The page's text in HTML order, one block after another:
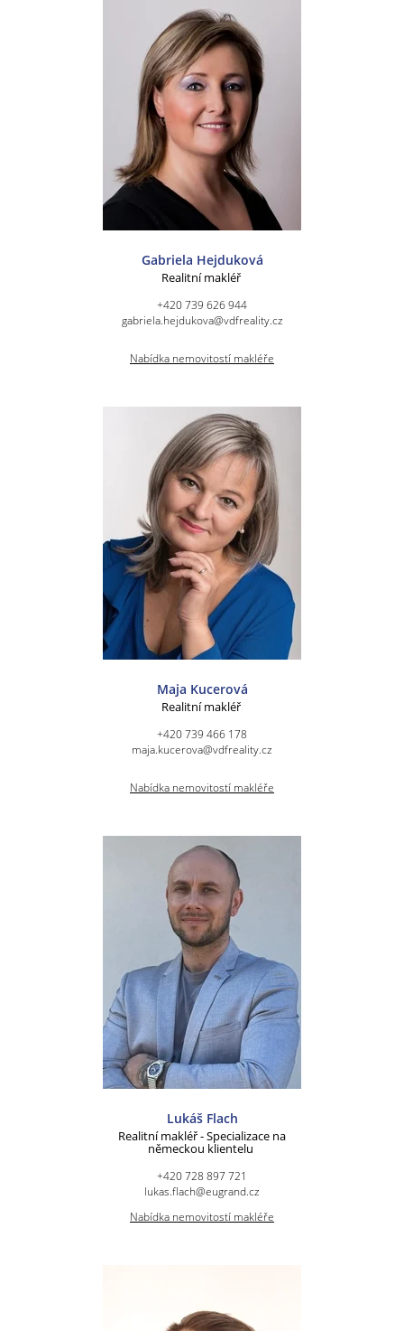
Gabriela Hejduková
Realitní makléř
+420 739 626 944
gabriela.hejdukova@vdfreality.cz
Nabídka nemovitostí makléře
Maja Kucerová
Realitní makléř
+420 739 466 178
maja.kucerova@vdfreality.cz
Nabídka nemovitostí makléře
Lukáš Flach
Realitní makléř - Specializace na
německou klientelu
+420 728 897 721
lukas.flach@eugrand.cz
Nabídka nemovitostí makléře